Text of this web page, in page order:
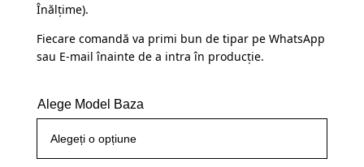
Înălțime).
Fiecare comandă va primi bun de tipar pe WhatsApp
sau E-mail înainte de a intra în producție.
Alege Model Baza